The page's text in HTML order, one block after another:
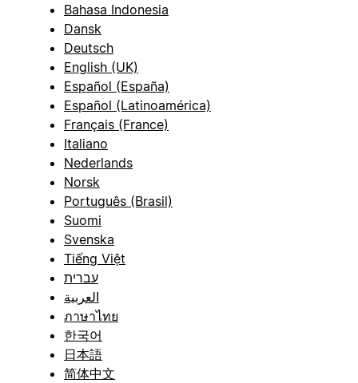
Bahasa Indonesia
Dansk
Deutsch
English (UK)
Español (España)
Español (Latinoamérica)
Français (France)
Italiano
Nederlands
Norsk
Português (Brasil)
Suomi
Svenska
Tiếng Việt
עברית
العربية
ภาษาไทย
한국어
日本語
简体中文